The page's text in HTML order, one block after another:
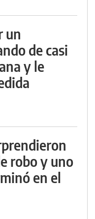
un
de casi
y le
robo y uno
en el